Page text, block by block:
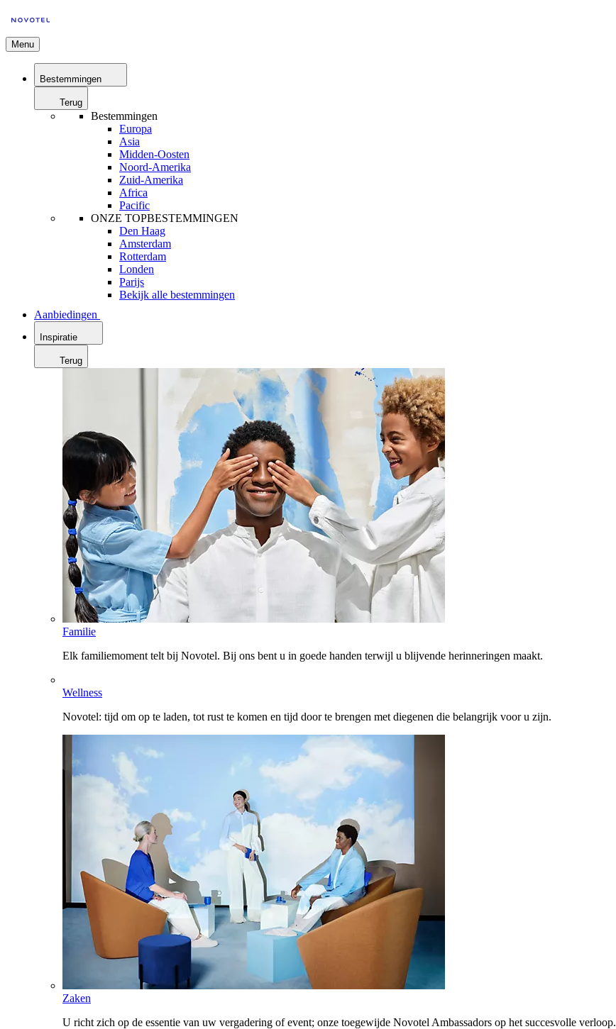
Menu
Bestemmingen
Terug
Bestemmingen
Europa
Asia
Midden-Oosten
Noord-Amerika
Zuid-Amerika
Africa
Pacific
ONZE TOPBESTEMMINGEN
Den Haag
Amsterdam
Rotterdam
Londen
Parijs
Bekijk alle bestemmingen
Aanbiedingen
Inspiratie
Terug
Familie
Elk familiemoment telt bij Novotel. Bij ons bent u in goede handen terwijl u blijvende herinneringen maakt.
Wellness
Novotel: tijd om op te laden, tot rust te komen en tijd door te brengen met diegenen die belangrijk voor u zijn.
Zaken
U richt zich op de essentie van uw vergadering of event; onze toegewijde Novotel Ambassadors op het succesvolle verloop.